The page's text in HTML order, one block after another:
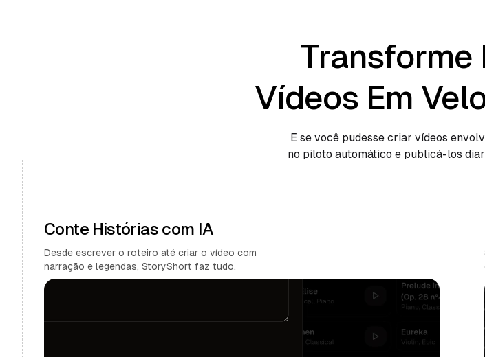
Transforme
Vídeos Em
E se você pudesse criar vídeos
no piloto automático e publicá-los
Conte Histórias com IA
Desde escrever o roteiro até criar o vídeo com
narração e legendas, StoryShort faz tudo.